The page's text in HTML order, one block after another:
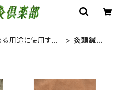
用途に使用する
灸頭鍼用も